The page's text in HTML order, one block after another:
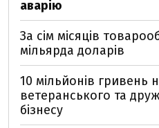
аварію
За сім місяців
мільярда доларів
10 мільйонів гривень
ветеранського та
бізнесу